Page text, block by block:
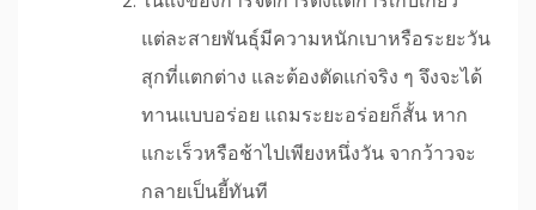
แต่ละสายพันธุ์มีความหนักเบาหรือระยะวัน
สุกที่แตกต่าง และต้องตัดแก่จริง ๆ จึงจะได้
ทานแบบอร่อย แถมระยะอร่อยก็สั้น หาก
แกะเร็วหรือช้าไปเพียงหนึ่งวัน จากว้าวจะ
กลายเป็นยี้ทันที